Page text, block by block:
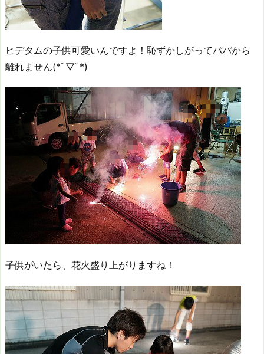
ヒデタムの子供可愛いんですよ！恥ずかしがってパパから
離れません(*ﾟ▽ﾟ*)
子供がいたら、花火盛り上がりますね！